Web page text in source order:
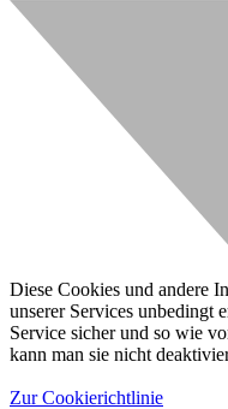
Diese Cookies und andere
unserer Services unbedingt
Service sicher und so wie
kann man sie nicht
Zur Cookierichtlinie